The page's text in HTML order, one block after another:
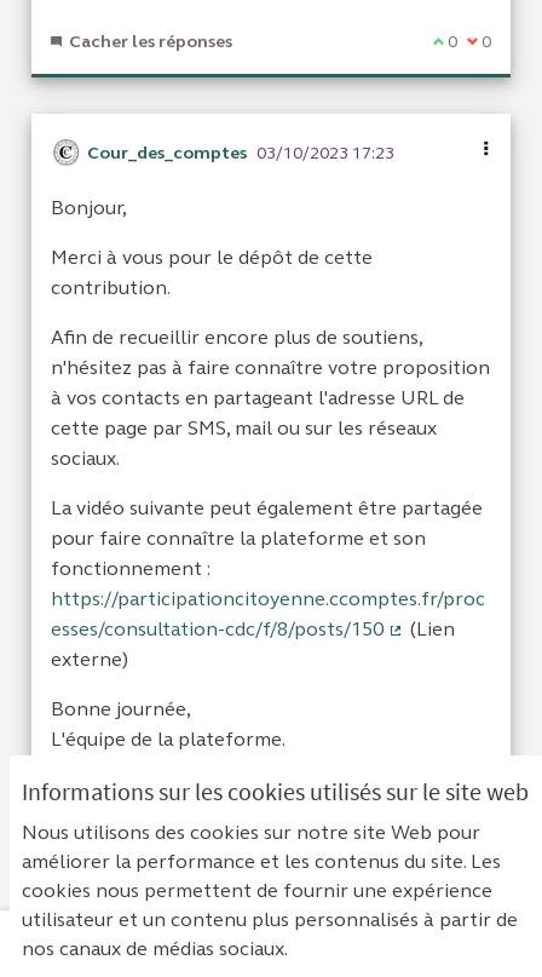
Informations sur les cookies utilisés sur le site web
Nous utilisons des cookies sur notre site Web pour
améliorer la performance et les contenus du site. Les
cookies nous permettent de fournir une expérience
utilisateur et un contenu plus personnalisés à partir de
nos canaux de médias sociaux.
Cacher les réponses Je suis
0 Je ne
0
Cour_des_comptes 03/10/2023 17:23
Bonjour,
Merci à vous pour le dépôt de cette
contribution.
Afin de recueillir encore plus de soutiens,
n'hésitez pas à faire connaître votre proposition
à vos contacts en partageant l'adresse URL de
cette page par SMS, mail ou sur les réseaux
sociaux.
La vidéo suivante peut également être partagée
pour faire connaître la plateforme et son
fonctionnement :
https://participationcitoyenne.ccomptes.fr/proc
esses/consultation-cdc/f/8/posts/150
(Lien
externe)
Bonne journée,
L'équipe de la plateforme.
Mentions légales